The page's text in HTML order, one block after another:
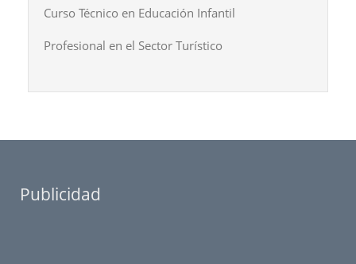
Curso Técnico en Educación Infantil
Profesional en el Sector Turístico
Publicidad